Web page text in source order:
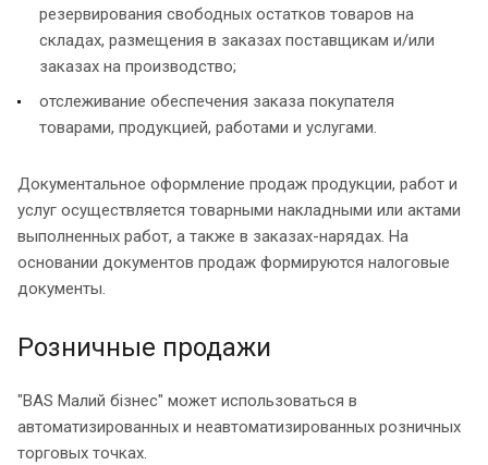
резервирования свободных остатков товаров на
складах, размещения в заказах поставщикам и/или
заказах на производство;
отслеживание обеспечения заказа покупателя
товарами, продукцией, работами и услугами.
Документальное оформление продаж продукции, работ и
услуг осуществляется товарными накладными или актами
выполненных работ, а также в заказах-нарядах. На
основании документов продаж формируются налоговые
документы.
Розничные продажи
"BAS Малий бізнес" может использоваться в
автоматизированных и неавтоматизированных розничных
торговых точках.